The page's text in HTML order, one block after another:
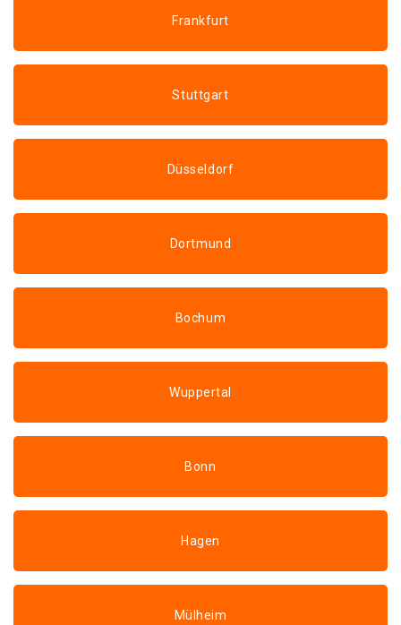
Frankfurt
Stuttgart
Düsseldorf
Dortmund
Bochum
Wuppertal
Bonn
Hagen
Mülheim